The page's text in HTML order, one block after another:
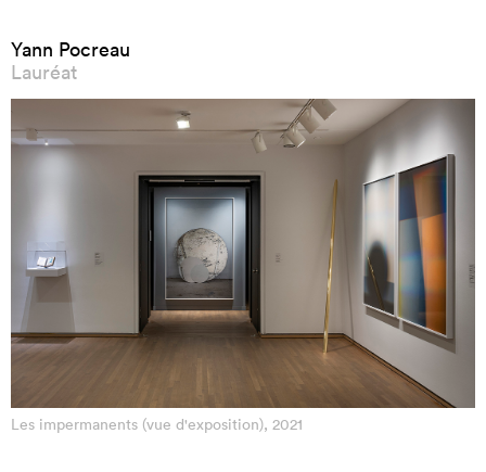
Yann Pocreau
Lauréat
Les impermanents (vue d'exposition), 2021